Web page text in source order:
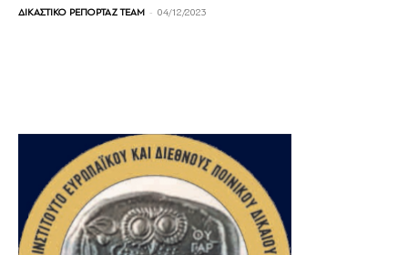
ΔΙΚΑΣΤΙΚΟ ΡΕΠΟΡΤΑΖ TEAM - 04/12/2023